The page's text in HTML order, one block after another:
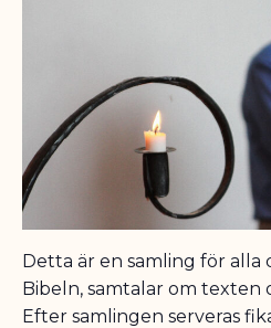
Detta är en samling för alla
Bibeln, samtalar om texten
Efter samlingen serveras